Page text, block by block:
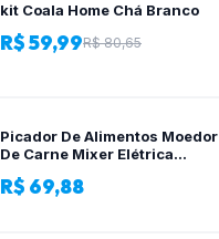
kit Coala Home Chá Branco
R$ 59,99R$ 80,65
Picador De Alimentos Moedor
De Carne Mixer Elétrica
Alho – 110v-220v
R$ 69,88